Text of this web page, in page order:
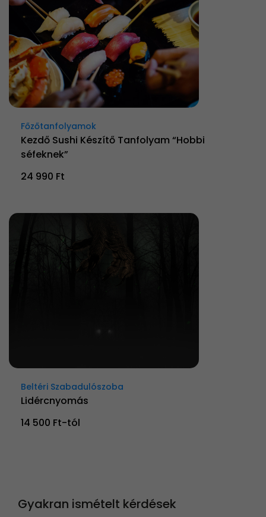
Főzőtanfolyamok
Kezdő Sushi Készítő Tanfolyam “Hobbi
séfeknek”
24 990 Ft
Beltéri Szabadulószoba
Lidércnyomás
14 500 Ft-tól
Gyakran ismételt kérdések